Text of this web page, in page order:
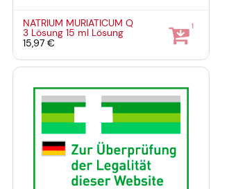
NATRIUM MURIATICUM Q
3 Lösung15 ml Lösung
15,97 €
1